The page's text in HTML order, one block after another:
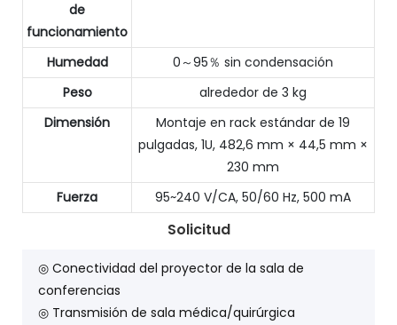
de
funcionamiento
Humedad
0～95％ sin condensación
Peso
alrededor de 3 kg
Dimensión
Montaje en rack estándar de 19
pulgadas, 1U, 482,6 mm × 44,5 mm ×
230 mm
Fuerza
95~240 V/CA, 50/60 Hz, 500 mA
Solicitud
◎ Conectividad del proyector de la sala de
conferencias
◎ Transmisión de sala médica/quirúrgica